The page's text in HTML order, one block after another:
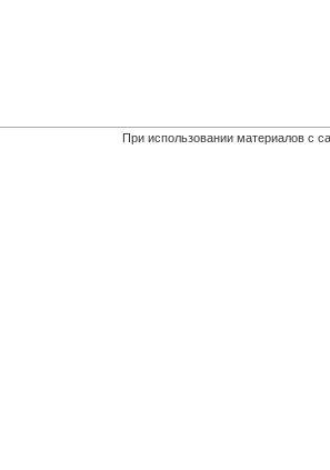
При использовании материалов с